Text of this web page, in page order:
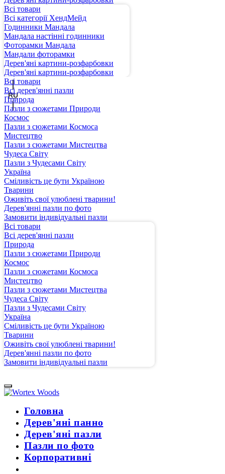
UA
RU
Всі товари
Всі категорії ХендМейд
Годинники Мандала
Мандала настінні годинники
Фоторамки Мандала
Мандали фоторамки
Дерев'яні картини-розфарбовки
Дерев'яні картини-розфарбовки
Всі товари
Всі дерев'янні пазли
Природа
Пазли з сюжетами Природи
Космос
Пазли з сюжетами Космоса
Мистецтво
Пазли з сюжетами Мистецтва
Чудеса Світу
Пазли з Чудесами Світу
Україна
Сміливість це бути Україною
Тварини
Оживіть свої улюблені тварини!
Дерев'янні пазли по фото
Замовити індивідуальні пазли
Всі товари
Всі дерев'янні пазли
Природа
Пазли з сюжетами Природи
Космос
Пазли з сюжетами Космоса
Мистецтво
Пазли з сюжетами Мистецтва
Чудеса Світу
Пазли з Чудесами Світу
Україна
Сміливість це бути Україною
Тварини
Оживіть свої улюблені тварини!
Дерев'янні пазли по фото
Замовити індивідуальні пазли
Головна
Дерев'яні панно
Дерев'яні пазли
Пазли по фото
Корпоративні